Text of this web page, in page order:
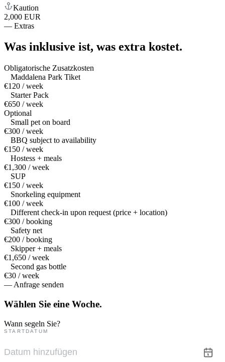
Kaution
2,000 EUR
— Extras
Was inklusive ist, was extra kostet.
Obligatorische Zusatzkosten
Maddalena Park Tiket
€120 / week
Starter Pack
€650 / week
Optional
Small pet on board
€300 / week
BBQ subject to availability
€150 / week
Hostess + meals
€1,300 / week
SUP
€150 / week
Snorkeling equipment
€100 / week
Different check-in upon request (price + location)
€300 / booking
Safety net
€200 / booking
Skipper + meals
€1,650 / week
Second gas bottle
€30 / week
— Anfrage senden
Wählen Sie eine Woche.
Wann segeln Sie?
STARTDATUM